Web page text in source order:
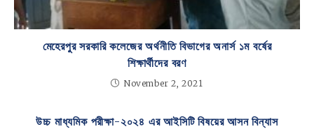
মেহেরপুর সরকারি কলেজের অর্থনীতি বিভাগের অনার্স ১ম বর্ষের
শিক্ষার্থীদের বরণ
November 2, 2021
উচ্চ মাধ্যমিক পরীক্ষা-২০২৪ এর আইসিটি বিষয়ের আসন বিন্যাস